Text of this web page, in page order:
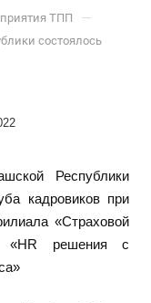
ТПП —
состоялось
Республики
кадровиков при
«Страховой
«HR решения с